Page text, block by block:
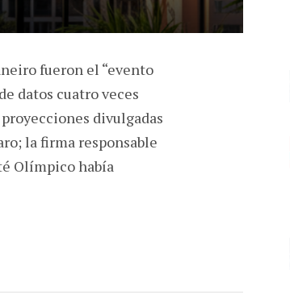
fueron el “evento
datos cuatro veces
divulgadas
la firma responsable
Olímpico había